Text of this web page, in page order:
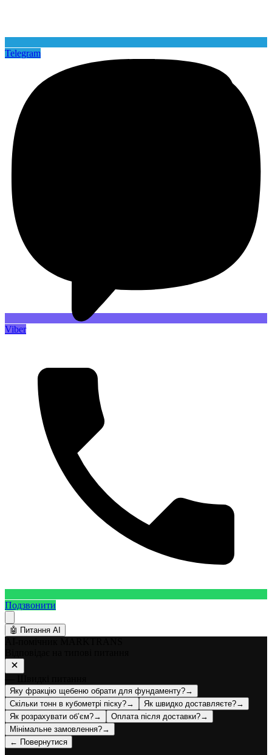
Telegram
Viber
Подзвонити
🤖 Питання AI
Яку фракцію щебеню обрати для фундаменту?→
Скільки тонн в кубометрі піску?→ Як швидко доставляєте?→
Як розрахувати об’єм?→ Оплата після доставки?→
Мінімальне замовлення?→
← Повернутися